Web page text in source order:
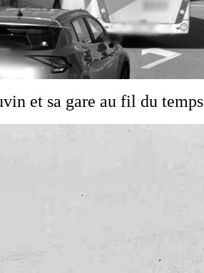
et sa gare au fil du temps